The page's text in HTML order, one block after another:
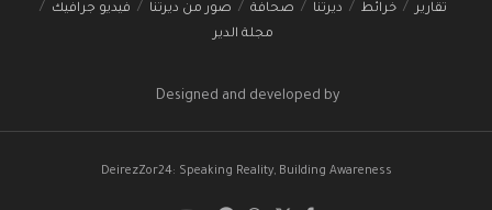
تقارير
خرائط ديرتنا صحافة صور من ديرتنا
فيديو جرافيك
مجلة الدير
Designed and developed by
DeirezZor24: Speaking Reality, Building Awareness